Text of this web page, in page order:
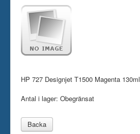
Kontakt oss
HP 727 Designjet T1500 Magenta 130ml
Antal i lager: Obegränsat